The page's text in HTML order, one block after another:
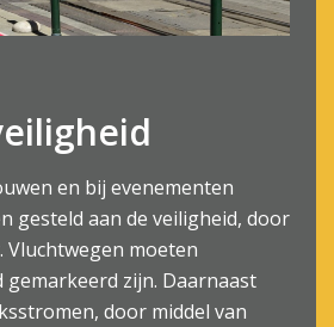
en bij evenementen
gesteld aan de veiligheid, door
Vluchtwegen moeten
zijn. Daarnaast
door middel van